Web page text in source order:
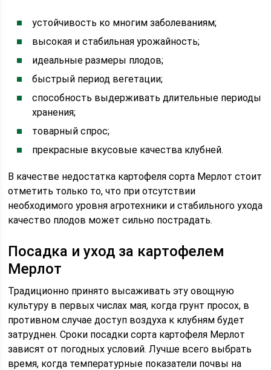
устойчивость ко многим заболеваниям;
высокая и стабильная урожайность;
идеальные размеры плодов;
быстрый период вегетации;
способность выдерживать длительные периоды
хранения;
товарный спрос;
прекрасные вкусовые качества клубней.
В качестве недостатка картофеля сорта Мерлот стоит
отметить только то, что при отсутствии
необходимого уровня агротехники и стабильного ухода
качество плодов может сильно пострадать.
Посадка и уход за картофелем
Мерлот
Традиционно принято высаживать эту овощную
культуру в первых числах мая, когда грунт просох, в
противном случае доступ воздуха к клубням будет
затруднен. Сроки посадки сорта картофеля Мерлот
зависят от погодных условий. Лучше всего выбрать
время, когда температурные показатели почвы на